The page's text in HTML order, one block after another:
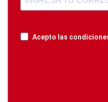
Acepto las